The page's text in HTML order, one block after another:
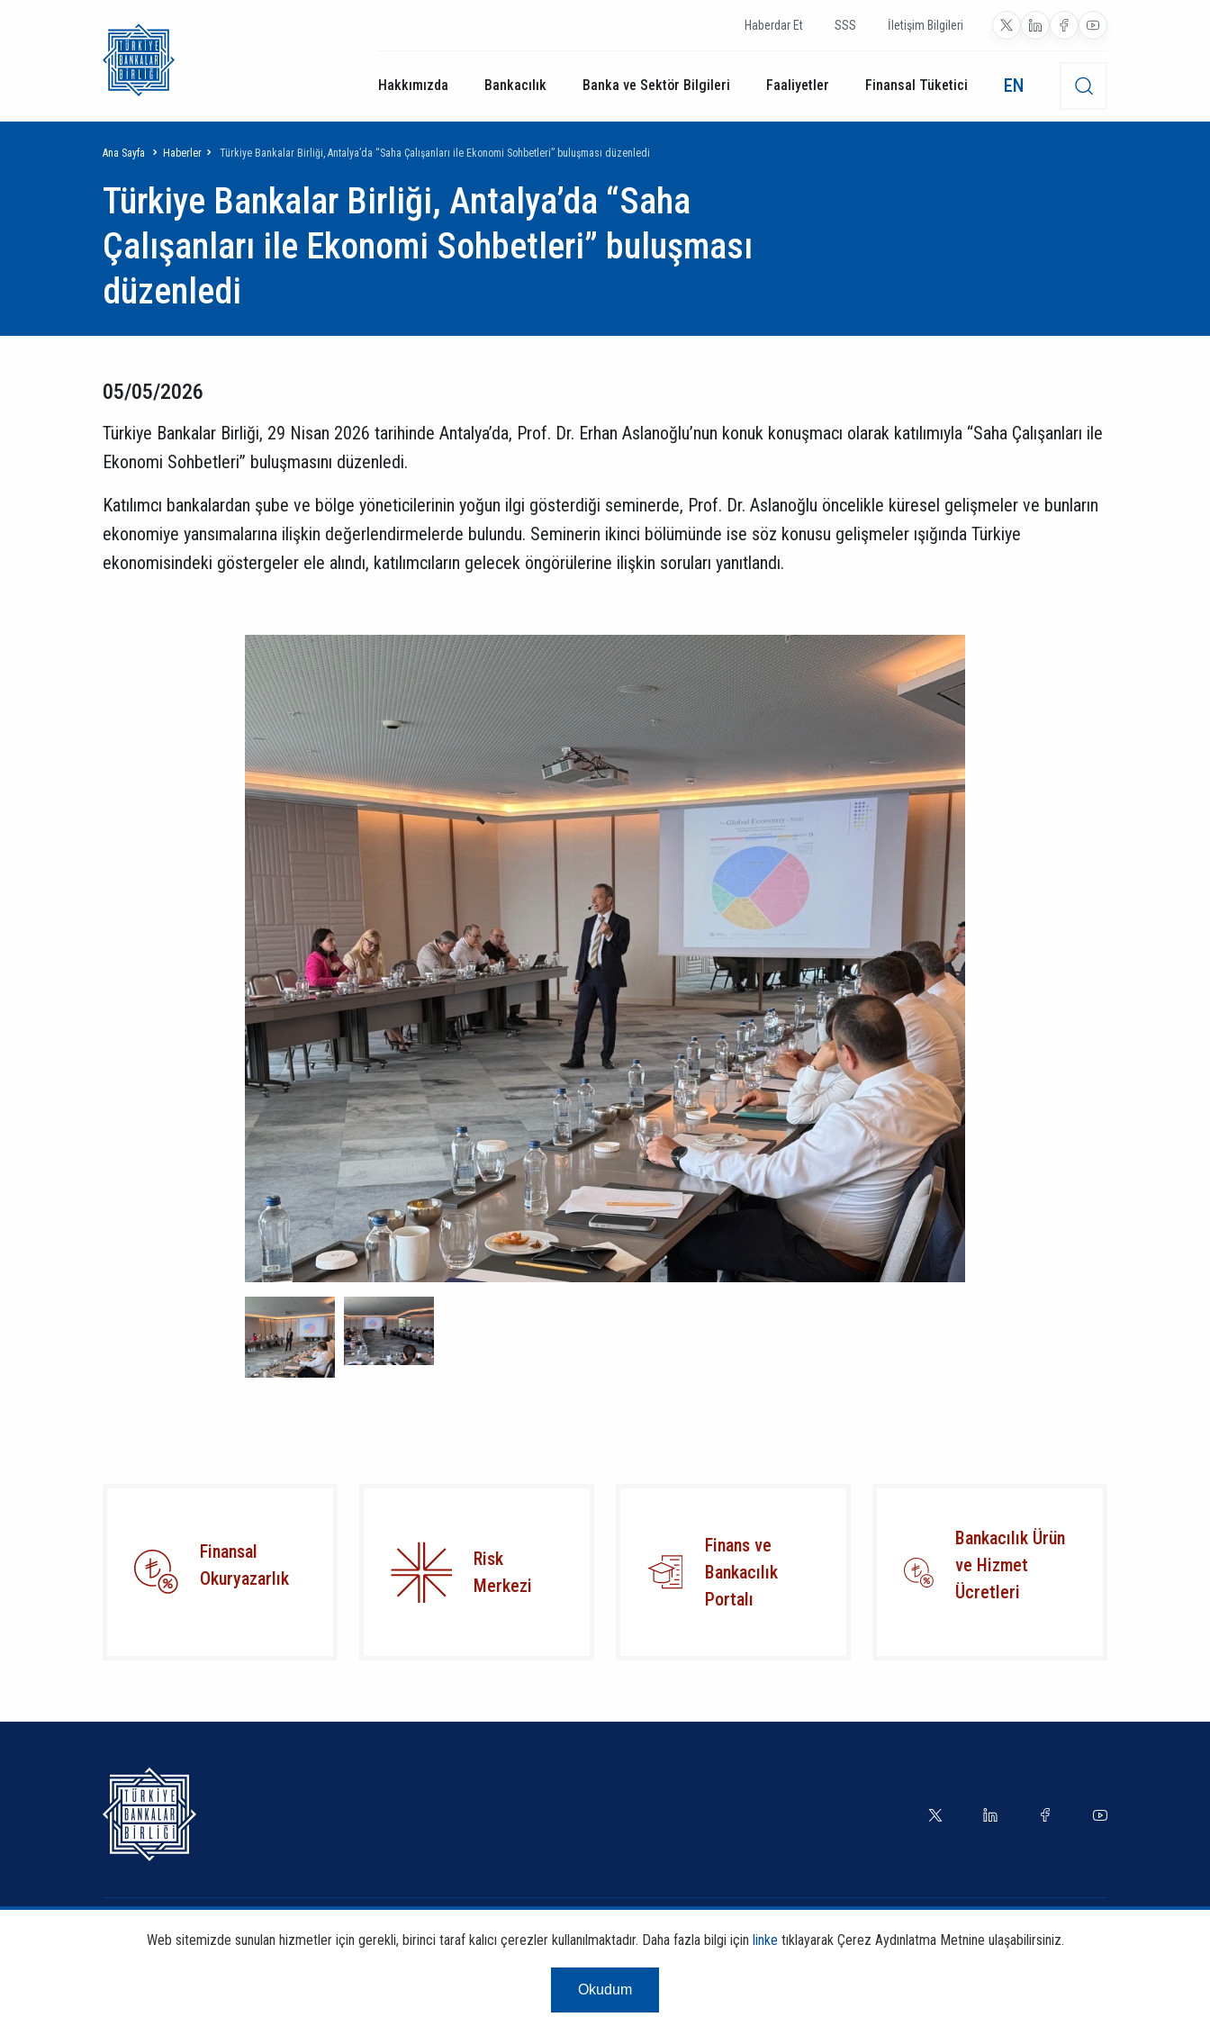
Haberdar Et SSS İletişim Bilgileri
Hakkımızda Bankacılık Banka ve Sektör Bilgileri Faaliyetler Finansal Tüketici EN
Sayfa
yolu
Ana Sayfa Haberler Türkiye Bankalar Birliği, Antalya’da “Saha Çalışanları ile Ekonomi Sohbetleri” buluşması düzenledi
Türkiye Bankalar Birliği, Antalya’da “Saha
Çalışanları ile Ekonomi Sohbetleri” buluşması
düzenledi
05/05/2026
Türkiye Bankalar Birliği, 29 Nisan 2026 tarihinde Antalya’da, Prof. Dr. Erhan Aslanoğlu’nun konuk konuşmacı olarak katılımıyla “Saha Çalışanları ile
Ekonomi Sohbetleri” buluşmasını düzenledi.
Katılımcı bankalardan şube ve bölge yöneticilerinin yoğun ilgi gösterdiği seminerde, Prof. Dr. Aslanoğlu öncelikle küresel gelişmeler ve bunların
ekonomiye yansımalarına ilişkin değerlendirmelerde bulundu. Seminerin ikinci bölümünde ise söz konusu gelişmeler ışığında Türkiye
ekonomisindeki göstergeler ele alındı, katılımcıların gelecek öngörülerine ilişkin soruları yanıtlandı.
Finansal
Okuryazarlık
Risk
Merkezi
Finans ve
Bankacılık
Portalı
Bankacılık Ürün
ve Hizmet
Ücretleri
Hakkımızda Bankacılık Banka ve Sektör Bilgileri Faaliyetler Kılavuzlar
Sürdürülebilirlik
Web sitemizde sunulan hizmetler için gerekli, birinci taraf kalıcı çerezler kullanılmaktadır. Daha fazla bilgi için linke tıklayarak Çerez Aydınlatma Metnine ulaşabilirsiniz.
Okudum